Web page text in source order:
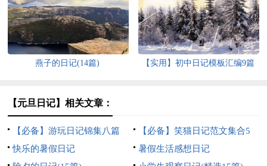
燕子的日记(14篇) 【实用】初中日记模板汇编9篇
【元旦日记】相关文章：
【必备】游玩日记锦集八篇
【必备】笑猫日记范文集合5
篇
快乐的暑假日记
暑假生活感想日记